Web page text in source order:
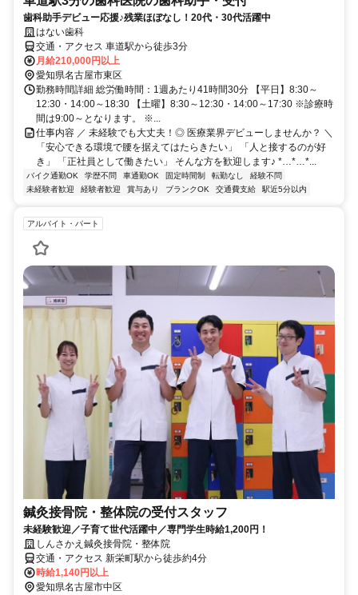
歯科助手デビュー応援♪残業ほぼなし！20代・30代活躍中
はない歯科
交通・アクセス 車道駅から徒歩3分
月給210,000円以上
愛知県名古屋市東区
勤務時間詳細 総労働時間：1週あたり41時間30分 【平日】8:30～
12:30・14:00～18:30 【土曜】8:30～12:30・14:00～17:30 ※診療時
間は9:00～となります。 ※...
仕事内容 ／ 未経験でも大丈夫！◎ 医療業界デビューしませんか？ ＼
「安心できる環境で腰を据えてはたらきたい」 「人と接するのが好
き」 「正社員として働きたい」 そんな方を歓迎します♪ *…*…*...
バイク通勤OK 学歴不問 車通勤OK 固定時間制 転勤なし
経験不問
未経験者歓迎
経験者歓迎 賞与あり ブランクOK 交通費支給 駅近5分以内
アルバイト・パート
鍼灸接骨院・整体院の受付スタッフ
未経験歓迎／子育て世代活躍中／専門学生時給1,200円！
しんさかえ鍼灸接骨院・整体院
交通・アクセス 新栄町駅から徒歩約4分
時給1,140円以上
愛知県名古屋市中区